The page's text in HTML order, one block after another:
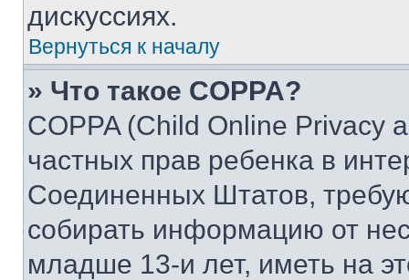
дискуссиях.
Вернуться к началу
» Что такое COPPA?
COPPA (Child Online Privacy
частных прав ребенка в
Соединенных Штатов,
собирать информацию от
младше 13-и лет, иметь на